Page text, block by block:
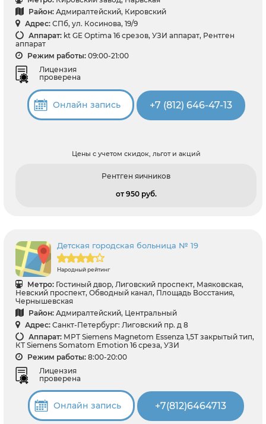
Район: Адмиралтейский, Кировский
Адрес: СПб, ул. Косинова, 19/9
Аппарат: kt GE Optima 16 срезов, УЗИ аппарат, Рентген
аппарат
Режим работы: 09:00-21:00
Лицензия
проверена
Онлайн запись +7 (812) 646-47-13
Цены с учетом скидок, льгот и акций
Рентген яичников
от 950 pуб.
Детская городская больница № 19
Народный рейтинг
Метро: Гостиный двор, Лиговский проспект, Маяковская,
Невский проспект, Обводный канал, Площадь Восстания,
Чернышевская
Район: Адмиралтейский, Центральный
Адрес: Санкт-Петербург: Лиговский пр. д 8
Аппарат: МРТ Siemens Magnetom Essenza 1,5T закрытый тип,
КТ Siemens Somatom Emotion 16 среза, УЗИ
Режим работы: 8:00-20:00
Лицензия
проверена
Онлайн запись +7(812)6464713